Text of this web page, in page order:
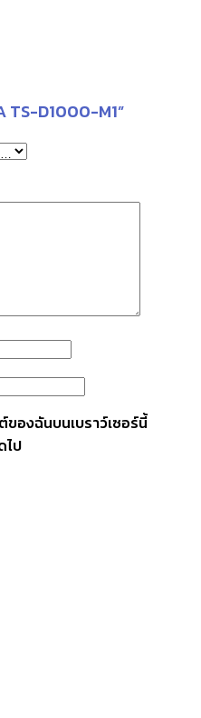
TS-D1000-M1”
ของฉันบนเบราว์เซอร์นี้
ไป